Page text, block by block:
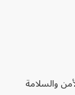
والسلامة